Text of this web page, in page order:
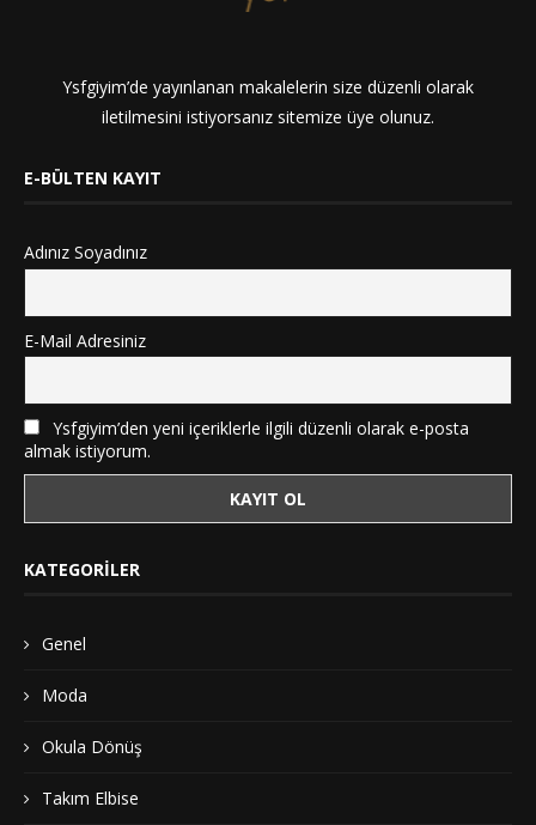
Ysfgiyim’de yayınlanan makalelerin size düzenli olarak
iletilmesini istiyorsanız sitemize üye olunuz.
E-BÜLTEN KAYIT
Adınız Soyadınız
E-Mail Adresiniz
Ysfgiyim’den yeni içeriklerle ilgili düzenli olarak e-posta
almak istiyorum.
KATEGORILER
Genel
Moda
Okula Dönüş
Takım Elbise